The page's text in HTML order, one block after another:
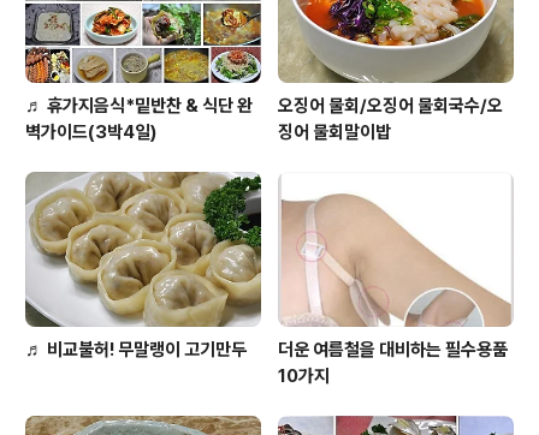
♬ 휴가지음식*밑반찬 & 식단 완
벽가이드(3박4일)
오징어 물회/오징어 물회국수/오
징어 물회말이밥
♬ 비교불허! 무말랭이 고기만두
더운 여름철을 대비하는 필수용품
10가지